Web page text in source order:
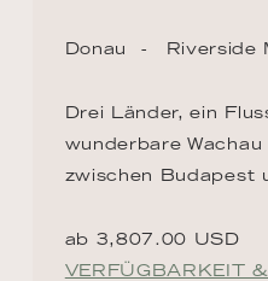
Donau Riverside
Drei Länder, ein
wunderbare Wachau
zwischen Budapest
ab 3,807.00 USD
VERFÜGBARKEIT